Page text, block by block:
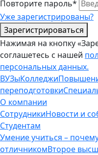
Повторите пароль*
Уже зарегистрированы?
Зарегистрироваться
Нажимая на кнопку
соглашетесь с нашей
персональных данных.
ВУЗыКолледжи
переподготовки
О компании
СотрудникиНовости и
Студентам
Умение учиться –
отличникомВторое